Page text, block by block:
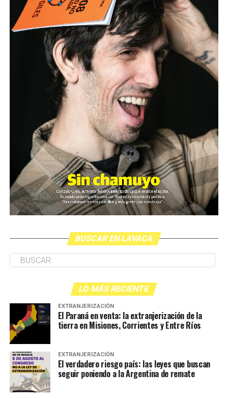
BUSCAR EN LAVACA
LO MÁS RECIENTE
EXTRANJERIZACIÓN
El Paraná en venta: la extranjerización de la
tierra en Misiones, Corrientes y Entre Ríos
EXTRANJERIZACIÓN
El verdadero riesgo país: las leyes que buscan
seguir poniendo a la Argentina de remate